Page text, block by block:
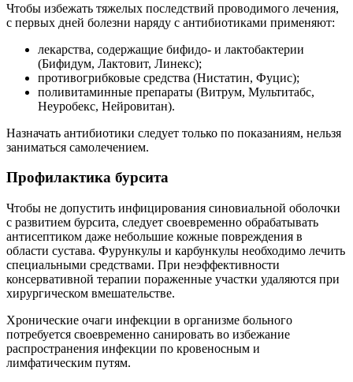
Чтобы избежать тяжелых последствий проводимого лечения,
с первых дней болезни наряду с антибиотиками применяют:
лекарства, содержащие бифидо- и лактобактерии
(Бифидум, Лактовит, Линекс);
противогрибковые средства (Нистатин, Фуцис);
поливитаминные препараты (Витрум, Мультитабс,
Неуробекс, Нейровитан).
Назначать антибиотики следует только по показаниям, нельзя
заниматься самолечением.
Профилактика бурсита
Чтобы не допустить инфицирования синовиальной оболочки
с развитием бурсита, следует своевременно обрабатывать
антисептиком даже небольшие кожные повреждения в
области сустава. Фурункулы и карбункулы необходимо лечить
специальными средствами. При неэффективности
консервативной терапии пораженные участки удаляются при
хирургическом вмешательстве.
Хронические очаги инфекции в организме больного
потребуется своевременно санировать во избежание
распространения инфекции по кровеносным и
лимфатическим путям.